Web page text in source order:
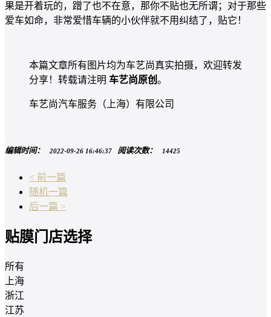
果是开着玩的，蹭了也不在意，那你不贴也无所谓；对于那些
爱车如命，非常爱惜车辆的小伙伴就不用纠结了，贴它！
本篇文章所有图片均为车艺尚真实拍摄，欢迎转发
分享！转载请注明 车艺尚原创 。
车艺尚汽车服务（上海）有限公司
编辑时间： 2022-09-26 16:46:37 阅读次数： 14425
< 前一篇
随机一篇
后一篇 >
贴膜门店选择
所有
上海
浙江
江苏